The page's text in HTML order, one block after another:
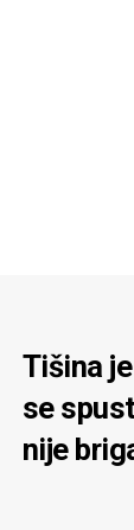
Tišina
se
nije